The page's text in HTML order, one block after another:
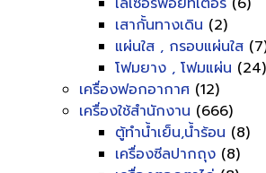
เสากั้นทางเดิน (2)
แผ่นใส , กรอบแผ่นใส
โฟมยาง , โฟมแผ่น (24)
เครื่องฟอกอากาศ (12)
เครื่องใช้สำนักงาน (666)
ตู้ทำน้ำเย็น,น้ำร้อน (8)
เครื่องซีลปากถุง (8)